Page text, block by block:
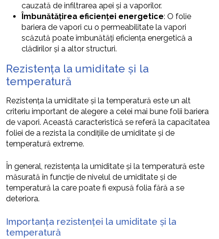
cauzată de infiltrarea apei și a vaporilor.
Îmbunătățirea eficienței energetice: O folie
bariera de vapori cu o permeabilitate la vapori
scăzută poate îmbunătăți eficiența energetică a
clădirilor și a altor structuri.
Rezistența la umiditate și la
temperatură
Rezistența la umiditate și la temperatură este un alt
criteriu important de alegere a celei mai bune folii bariera
de vapori. Această caracteristică se referă la capacitatea
foliei de a rezista la condițiile de umiditate și de
temperatură extreme.
În general, rezistența la umiditate și la temperatură este
măsurată în funcție de nivelul de umiditate și de
temperatură la care poate fi expusă folia fără a se
deteriora.
Importanța rezistenței la umiditate și la
temperatură